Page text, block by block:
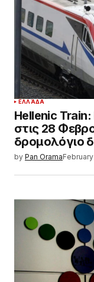
ΕΛΛΆΔΑ
Hellenic
στις 28
δρομολόγιο
by Pan Orama